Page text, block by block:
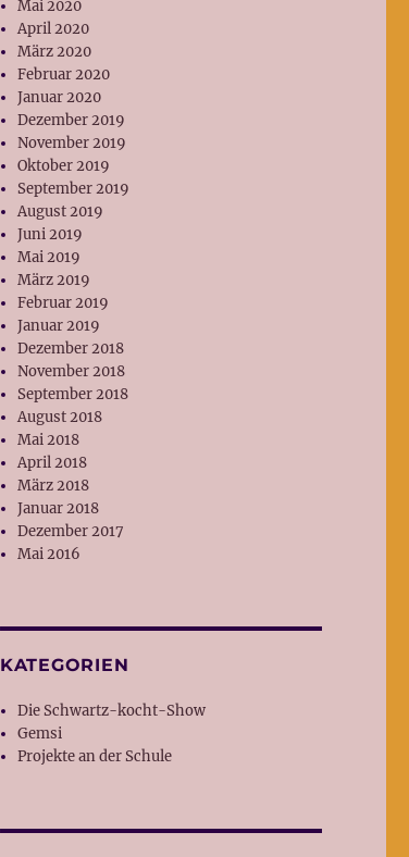
Mai 2020
April 2020
März 2020
Februar 2020
Januar 2020
Dezember 2019
November 2019
Oktober 2019
September 2019
August 2019
Juni 2019
Mai 2019
März 2019
Februar 2019
Januar 2019
Dezember 2018
November 2018
September 2018
August 2018
Mai 2018
April 2018
März 2018
Januar 2018
Dezember 2017
Mai 2016
KATEGORIEN
Die Schwartz-kocht-Show
Gemsi
Projekte an der Schule